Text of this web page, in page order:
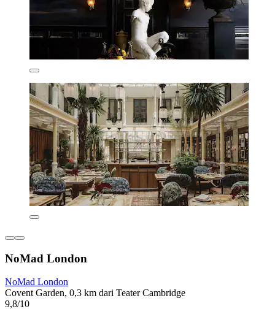
NoMad London
NoMad London
Covent Garden, 0,3 km dari Teater Cambridge
9,8/10